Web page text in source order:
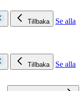
Tillbaka
Se alla
Tillbaka
Se alla